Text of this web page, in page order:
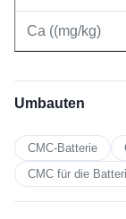
Ca ((mg/kg)
Umbauten
CMC-Batterie
CMC für die